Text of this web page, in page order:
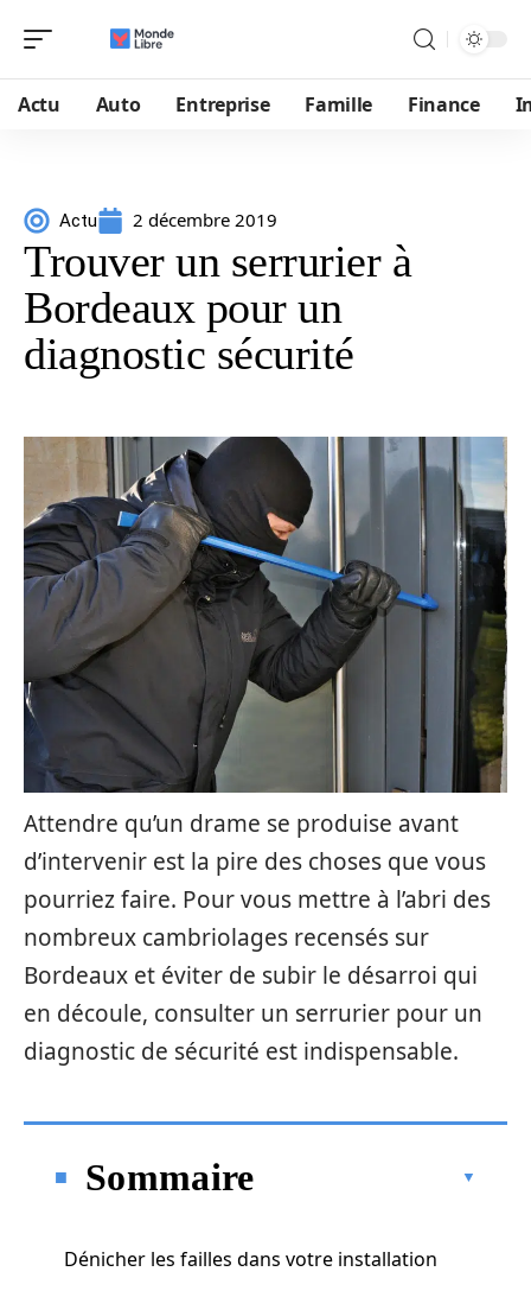
Actu Auto Entreprise Famille Finance
Actu 2 décembre 2019
Trouver un serrurier à
Bordeaux pour un
diagnostic sécurité
Attendre qu’un drame se produise avant
d’intervenir est la pire des choses que vous
pourriez faire. Pour vous mettre à l’abri des
nombreux cambriolages recensés sur
Bordeaux et éviter de subir le désarroi qui
en découle, consulter un serrurier pour un
diagnostic de sécurité est indispensable.
Sommaire
Dénicher les failles dans votre installation